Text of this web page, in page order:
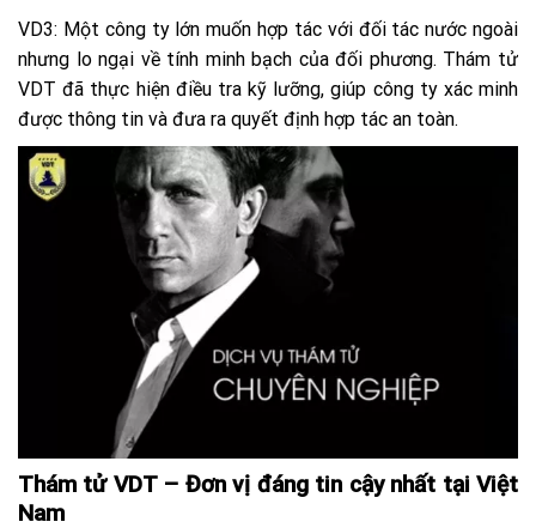
VD3: Một công ty lớn muốn hợp tác với đối tác nước ngoài
nhưng lo ngại về tính minh bạch của đối phương. Thám tử
VDT đã thực hiện điều tra kỹ lưỡng, giúp công ty xác minh
được thông tin và đưa ra quyết định hợp tác an toàn.
Thám tử VDT – Đơn vị đáng tin cậy nhất tại Việt
Nam